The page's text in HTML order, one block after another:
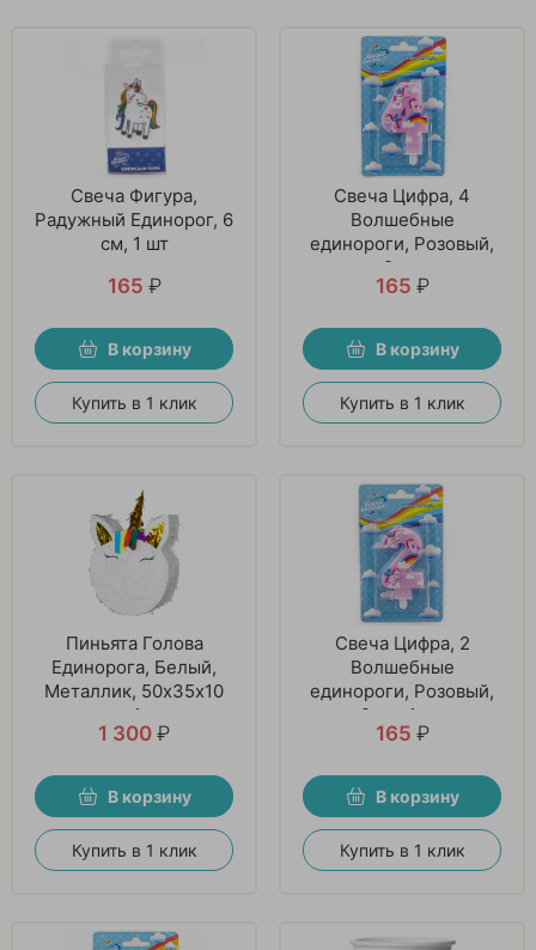
Свеча Фигура,
Радужный Единорог, 6
см, 1 шт
165 ₽
В корзину
Купить в 1 клик
Свеча Цифра, 4
Волшебные
единороги, Розовый,
9 см
165 ₽
В корзину
Купить в 1 клик
Пиньята Голова
Единорога, Белый,
Металлик, 50х35х10
см, 1 шт
1 300 ₽
В корзину
Купить в 1 клик
Свеча Цифра, 2
Волшебные
единороги, Розовый,
9 см, 1 шт
165 ₽
В корзину
Купить в 1 клик